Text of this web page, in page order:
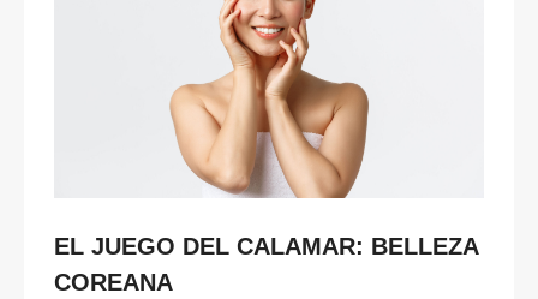
EL JUEGO DEL CALAMAR: BELLEZA
COREANA